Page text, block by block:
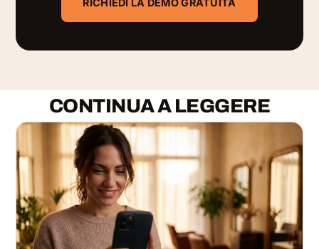
RICHIEDI LA DEMO GRATUITA
CONTINUA A LEGGERE